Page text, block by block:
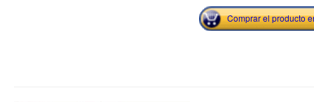
Comprar el producto